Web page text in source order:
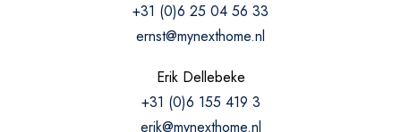
+31 (0)6 25 04 56 33
ernst@mynexthome.nl
Erik Dellebeke
+31 (0)6 155 419 3
erik@mynexthome.nl